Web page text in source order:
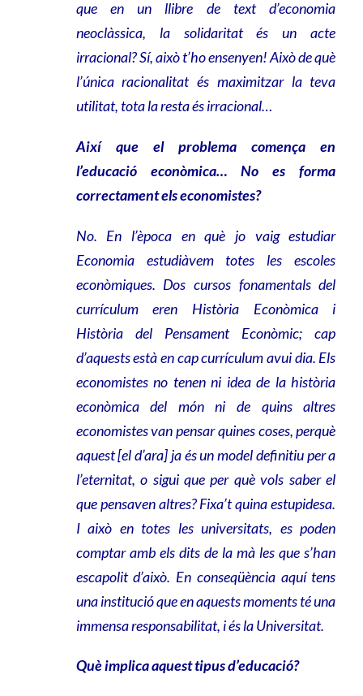
que en un llibre de text d’economia
neoclàssica, la solidaritat és un acte
irracional? Sí, això t’ho ensenyen! Això de què
l’única racionalitat és maximitzar la teva
utilitat, tota la resta és irracional…
Així que el problema comença en
l’educació econòmica… No es forma
correctament els economistes?
No. En l’època en què jo vaig estudiar
Economia estudiàvem totes les escoles
econòmiques. Dos cursos fonamentals del
currículum eren Història Econòmica i
Història del Pensament Econòmic; cap
d’aquests està en cap currículum avui dia. Els
economistes no tenen ni idea de la història
econòmica del món ni de quins altres
economistes van pensar quines coses, perquè
aquest [el d’ara] ja és un model definitiu per a
l’eternitat, o sigui que per què vols saber el
que pensaven altres? Fixa’t quina estupidesa.
I això en totes les universitats, es poden
comptar amb els dits de la mà les que s’han
escapolit d’això. En conseqüència aquí tens
una institució que en aquests moments té una
immensa responsabilitat, i és la Universitat.
Què implica aquest tipus d’educació?